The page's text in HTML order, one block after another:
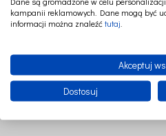
Wymiary:
Wypełnienie:
kampanii reklamowych. Dane mogą być
informacji można znaleźć tutaj
Akceptuj
Dostosuj